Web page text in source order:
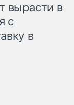
вырасти в
с
в